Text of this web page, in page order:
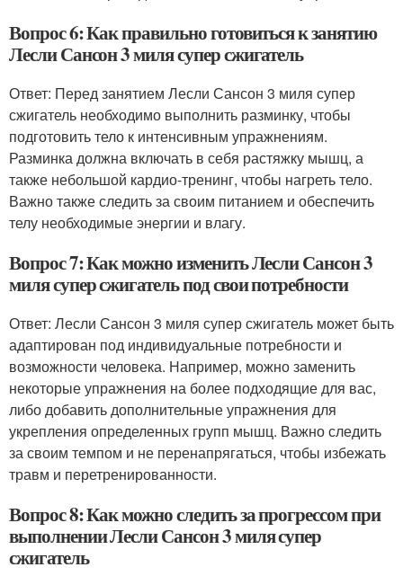
Вопрос 6: Как правильно готовиться к занятию
Лесли Сансон 3 миля супер сжигатель
Ответ: Перед занятием Лесли Сансон 3 миля супер
сжигатель необходимо выполнить разминку, чтобы
подготовить тело к интенсивным упражнениям.
Разминка должна включать в себя растяжку мышц, а
также небольшой кардио-тренинг, чтобы нагреть тело.
Важно также следить за своим питанием и обеспечить
телу необходимые энергии и влагу.
Вопрос 7: Как можно изменить Лесли Сансон 3
миля супер сжигатель под свои потребности
Ответ: Лесли Сансон 3 миля супер сжигатель может быть
адаптирован под индивидуальные потребности и
возможности человека. Например, можно заменить
некоторые упражнения на более подходящие для вас,
либо добавить дополнительные упражнения для
укрепления определенных групп мышц. Важно следить
за своим темпом и не перенапрягаться, чтобы избежать
травм и перетренированности.
Вопрос 8: Как можно следить за прогрессом при
выполнении Лесли Сансон 3 миля супер
сжигатель